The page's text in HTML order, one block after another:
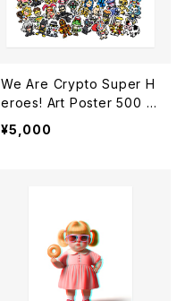
We Are Crypto Super H
eroes! Art Poster 500 ×
500
¥5,000